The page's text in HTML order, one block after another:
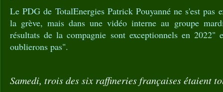
Le PDG de TotalEnergies Patrick Pouyanné ne s'est pas
la grève, mais dans une vidéo interne au groupe
résultats de la compagnie sont exceptionnels en 2022"
oublierons pas".
Samedi, trois des six raffineries françaises étaient